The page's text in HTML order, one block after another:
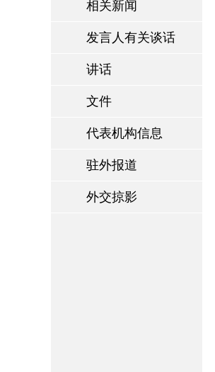
相关新闻
发言人有关谈话
讲话
文件
代表机构信息
驻外报道
外交掠影